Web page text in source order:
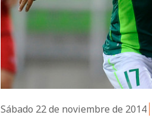
Sábado 22 de noviembre de 2014